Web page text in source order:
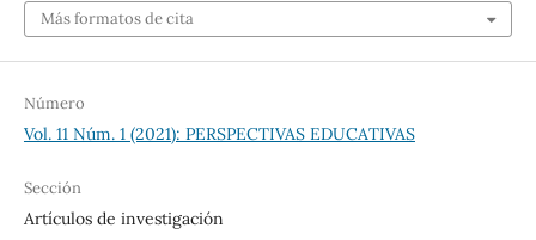
Más formatos de cita
Número
Vol. 11 Núm. 1 (2021): PERSPECTIVAS EDUCATIVAS
Sección
Artículos de investigación